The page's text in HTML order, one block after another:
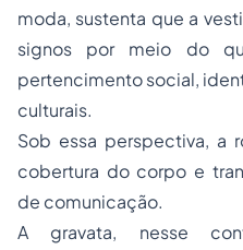
moda, sustenta que a
signos por meio do
pertencimento social,
culturais.
Sob essa perspectiva, a
cobertura do corpo e
de comunicação.
A gravata, nesse